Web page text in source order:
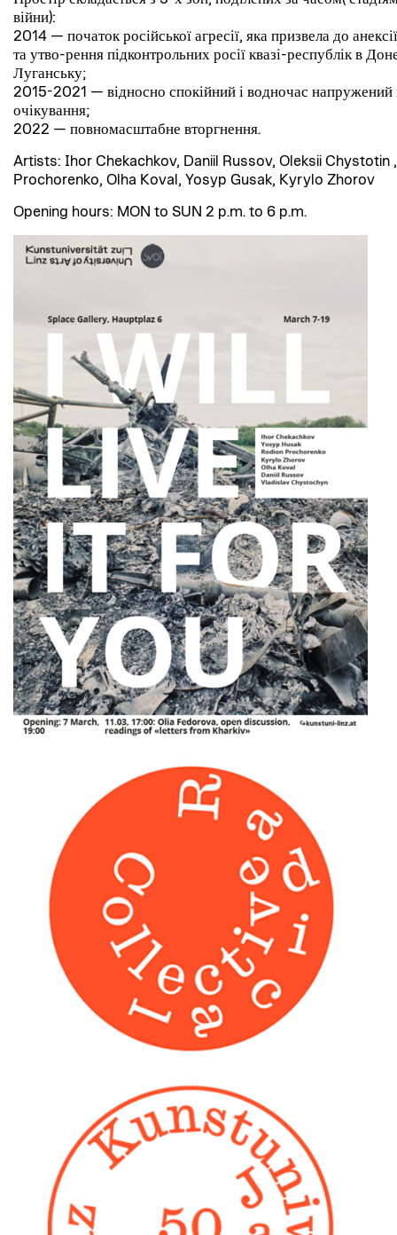
війни):
2014 — початок російської агресії, яка призвела до
та утво-рення підконтрольних росії квазі-республік в
Луганську;
2015-2021 — відносно спокійний і водночас напружений
очікування;
2022 — повномасштабне вторгнення.
Artists: Ihor Chekachkov, Daniil Russov, Oleksii Chystotin
Prochorenko, Olha Koval, Yosyp Gusak, Kyrylo Zhorov
Opening hours: MON to SUN 2 p.m. to 6 p.m.